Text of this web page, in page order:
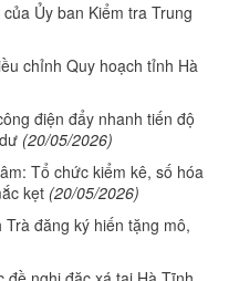
Ủy ban Kiểm tra Trung
chỉnh Quy hoạch tỉnh Hà
điện đẩy nhanh tiến độ
(20/05/2026)
Tổ chức kiểm kê, số hóa
kẹt (20/05/2026)
đăng ký hiến tặng mô,